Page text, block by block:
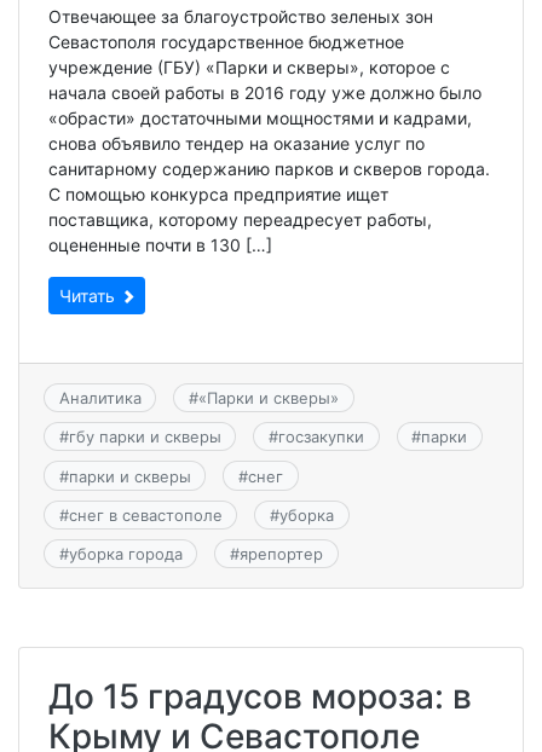
Отвечающее за благоустройство зеленых зон
Севастополя государственное бюджетное
учреждение (ГБУ) «Парки и скверы», которое с
начала своей работы в 2016 году уже должно было
«обрасти» достаточными мощностями и кадрами,
снова объявило тендер на оказание услуг по
санитарному содержанию парков и скверов города.
С помощью конкурса предприятие ищет
поставщика, которому переадресует работы,
оцененные почти в 130 […]
Читать
Аналитика #«Парки и скверы»
#гбу парки и скверы #госзакупки #парки
#парки и скверы #снег
#снег в севастополе #уборка
#уборка города #ярепортер
До 15 градусов мороза: в
Крыму и Севастополе